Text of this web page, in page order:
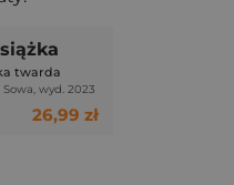
twarda
wyd. 2023
26,99 zł